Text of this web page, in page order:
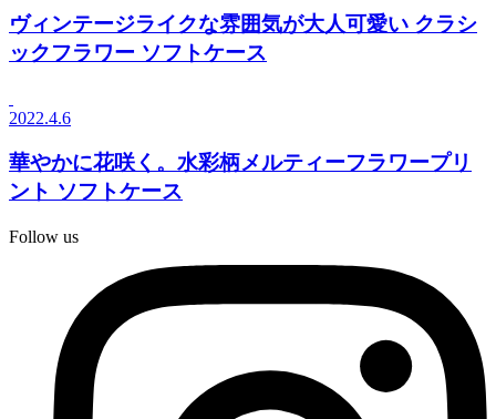
ヴィンテージライクな雰囲気が大人可愛い クラシ
ックフラワー ソフトケース
2022.4.6
華やかに花咲く。水彩柄メルティーフラワープリ
ント ソフトケース
Follow us